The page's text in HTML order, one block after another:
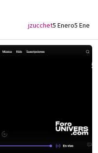
jzucchet5 Enero5 Ene
Buenos Aires | Grillas de